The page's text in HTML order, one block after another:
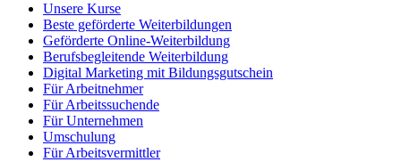
Unsere Kurse
Beste geförderte Weiterbildungen
Geförderte Online-Weiterbildung
Berufsbegleitende Weiterbildung
Digital Marketing mit Bildungsgutschein
Für Arbeitnehmer
Für Arbeitssuchende
Für Unternehmen
Umschulung
Für Arbeitsvermittler